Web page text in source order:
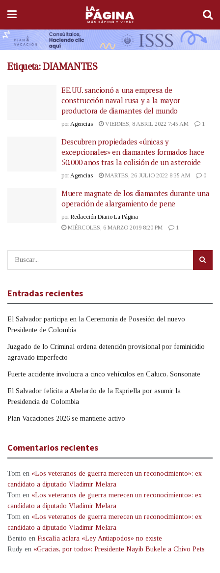
Etiqueta:DIAMANTES
EE.UU. sancionó a una empresa de
construcción naval rusa y a la mayor
productora de diamantes del mundo
por Agencias VIERNES, 8 ABRIL 2022 7:45 AM 1
Descubren propiedades «únicas y
excepcionales» en diamantes formados hace
50.000 años tras la colisión de un asteroide
por Agencias MARTES, 26 JULIO 2022 8:35 AM 0
Muere magnate de los diamantes durante una
operación de alargamiento de pene
por Redacción Diario La Página
MIÉRCOLES, 6 MARZO 2019 8:20 PM
1
Entradas recientes
El Salvador participa en la Ceremonia de Posesión del nuevo
Presidente de Colombia
Juzgado de lo Criminal ordena detención provisional por feminicidio
agravado imperfecto
Fuerte accidente involucra a cinco vehículos en Caluco, Sonsonate
El Salvador felicita a Abelardo de la Espriella por asumir la
Presidencia de Colombia
Plan Vacaciones 2026 se mantiene activo
Comentarios recientes
Tom en «Los veteranos de guerra merecen un reconocimiento»: ex
candidato a diputado Vladimir Melara
Tom en «Los veteranos de guerra merecen un reconocimiento»: ex
candidato a diputado Vladimir Melara
Tom en «Los veteranos de guerra merecen un reconocimiento»: ex
candidato a diputado Vladimir Melara
Benito en Fiscalía aclara «Ley Antiapodos» no existe
Rudy en «Gracias, por todo»: Presidente Nayib Bukele a Chivo Pets